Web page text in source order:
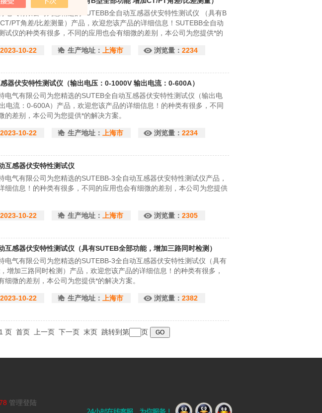
电气有限公司为您精选的SUTEBB全自动互感器伏安特性测试仪 （具有B
PT角差/比差测量）产品，欢迎您该产品的详细信息！SUTEBB全自动
试仪的种类有很多，不同的应用也会有细微的差别，本公司为您提供*的
2023-10-22 生产地址： 上海市 浏览量： 2234
器伏安特性测试仪（输出电压：0-1000V 输出电流：0-600A）
电气有限公司为您精选的SUTEB全自动互感器伏安特性测试仪（输出电
电流：0-600A）产品，欢迎您该产品的详细信息！的种类有很多，不同
的差别，本公司为您提供*的解决方案。
2023-10-22 生产地址： 上海市 浏览量： 2234
互感器伏安特性测试仪
电气有限公司为您精选的SUTEBB-3全自动互感器伏安特性测试仪产品，
细信息！的种类有很多，不同的应用也会有细微的差别，本公司为您提供
2023-10-22 生产地址： 上海市 浏览量： 2305
互感器伏安特性测试仪（具有SUTEB全部功能，增加三路同时检测）
电气有限公司为您精选的SUTEBB-3全自动互感器伏安特性测试仪（具有
增加三路同时检测）产品，欢迎您该产品的详细信息！的种类有很多，
细微的差别，本公司为您提供*的解决方案。
2023-10-22 生产地址： 上海市 浏览量： 2382
页 首页 上一页 下一页 末页 跳转到第 页
管理登陆